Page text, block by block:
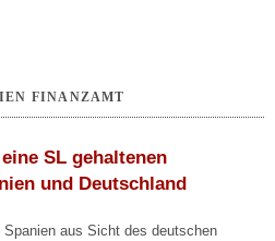
FINANZAMT
SL gehaltenen
und Deutschland
aus Sicht des deutschen